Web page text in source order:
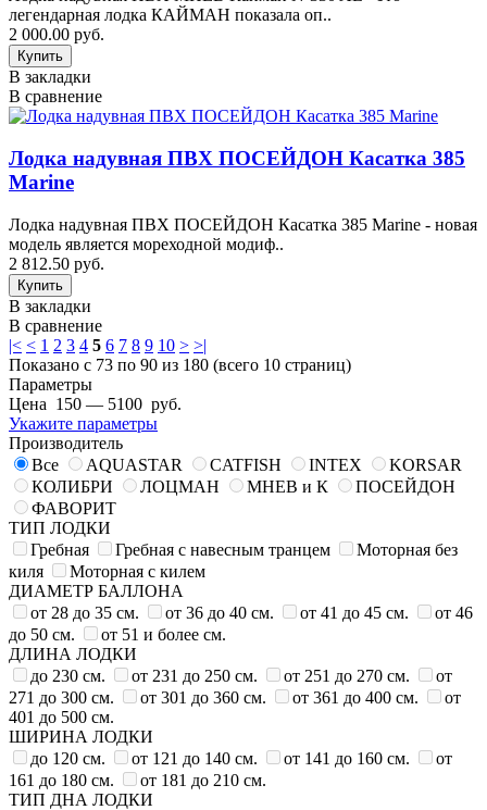
легендарная лодка КАЙМАН показала оп..
2 000.00 руб.
В закладки
В сравнение
Лодка надувная ПВХ ПОСЕЙДОН Касатка 385
Marine
Лодка надувная ПВХ ПОСЕЙДОН Касатка 385 Marine - новая
модель является мореходной модиф..
2 812.50 руб.
В закладки
В сравнение
|< < 1 2 3 4 5 6 7 8 9 10 > >|
Показано с 73 по 90 из 180 (всего 10 страниц)
Параметры
Цена 150 — 5100 руб.
Укажите параметры
Производитель
Все
AQUASTAR CATFISH INTEX
KORSAR
КОЛИБРИ
ЛОЦМАН МНЕВ и К
ПОСЕЙДОН
ФАВОРИТ
ТИП ЛОДКИ
Гребная
Гребная с навесным транцем
Моторная без
киля
Моторная с килем
ДИАМЕТР БАЛЛОНА
от 28 до 35 см.
от 36 до 40 см. от 41 до 45 см.
от 46
до 50 см.
от 51 и более см.
ДЛИНА ЛОДКИ
до 230 см.
от 231 до 250 см. от 251 до 270 см.
от
271 до 300 см.
от 301 до 360 см. от 361 до 400 см.
от
401 до 500 см.
ШИРИНА ЛОДКИ
до 120 см.
от 121 до 140 см. от 141 до 160 см.
от
161 до 180 см.
от 181 до 210 см.
ТИП ДНА ЛОДКИ